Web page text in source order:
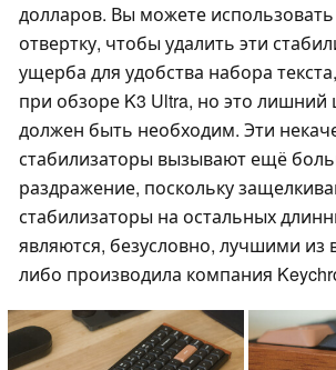
долларов. Вы можете
отвертку, чтобы удалить эти
ущерба для удобства набора
при обзоре K3 Ultra, но это лишний
должен быть необходим. Эти
стабилизаторы вызывают ещё
раздражение, поскольку
стабилизаторы на остальных
являются, безусловно, лучшими из
либо производила компания